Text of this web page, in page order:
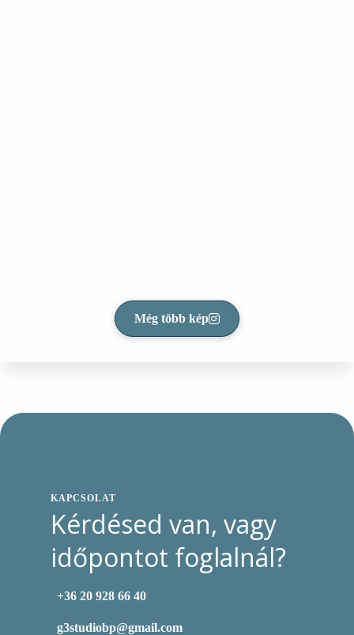
Még több kép
KAPCSOLAT
Kérdésed van, vagy
időpontot foglalnál?
+36 20 928 66 40
g3studiobp@gmail.com